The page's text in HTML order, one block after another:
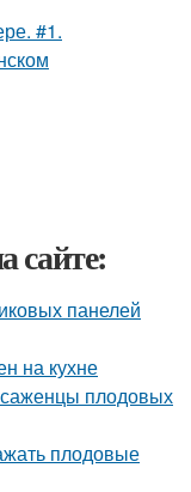
сайте:
панелей
на кухне
саженцы плодовых
плодовые